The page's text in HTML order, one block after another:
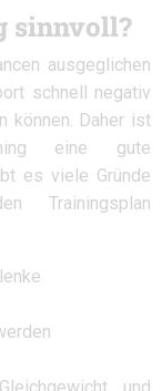
sinnvoll?
ausgeglichen
schnell negativ
können. Daher ist
eine gute
es viele Gründe
Trainingsplan